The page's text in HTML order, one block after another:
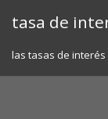
tasa de
las tasas de